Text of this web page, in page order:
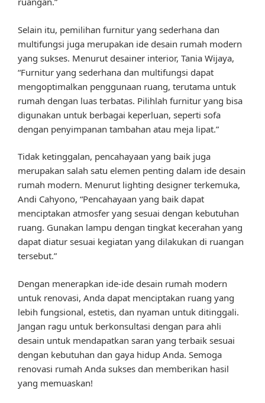
Selain itu, pemilihan furnitur yang sederhana dan
multifungsi juga merupakan ide desain rumah modern
yang sukses. Menurut desainer interior, Tania Wijaya,
“Furnitur yang sederhana dan multifungsi dapat
mengoptimalkan penggunaan ruang, terutama untuk
rumah dengan luas terbatas. Pilihlah furnitur yang bisa
digunakan untuk berbagai keperluan, seperti sofa
dengan penyimpanan tambahan atau meja lipat.”
Tidak ketinggalan, pencahayaan yang baik juga
merupakan salah satu elemen penting dalam ide desain
rumah modern. Menurut lighting designer terkemuka,
Andi Cahyono, “Pencahayaan yang baik dapat
menciptakan atmosfer yang sesuai dengan kebutuhan
ruang. Gunakan lampu dengan tingkat kecerahan yang
dapat diatur sesuai kegiatan yang dilakukan di ruangan
tersebut.”
Dengan menerapkan ide-ide desain rumah modern
untuk renovasi, Anda dapat menciptakan ruang yang
lebih fungsional, estetis, dan nyaman untuk ditinggali.
Jangan ragu untuk berkonsultasi dengan para ahli
desain untuk mendapatkan saran yang terbaik sesuai
dengan kebutuhan dan gaya hidup Anda. Semoga
renovasi rumah Anda sukses dan memberikan hasil
yang memuaskan!